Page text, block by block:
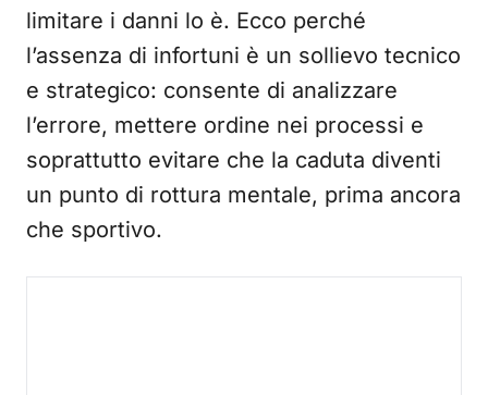
limitare i danni lo è. Ecco perché
l’assenza di infortuni è un sollievo tecnico
e strategico: consente di analizzare
l’errore, mettere ordine nei processi e
soprattutto evitare che la caduta diventi
un punto di rottura mentale, prima ancora
che sportivo.